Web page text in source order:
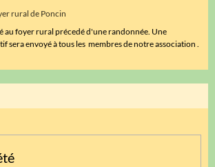
rural de Poncin
au foyer rural précedé d'une randonnée. Une
sera envoyé à tous les membres de notre association .